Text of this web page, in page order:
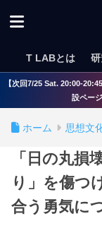
T LABとは
【次回7/25 Sat. 20:00-
設ペー
ホーム 思想文
「日の丸損
り」を傷つ
合う勇気に